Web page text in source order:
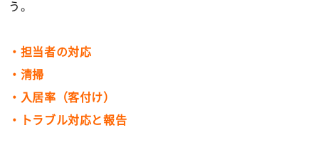
う。
・担当者の対応
・清掃
・入居率（客付け）
・トラブル対応と報告